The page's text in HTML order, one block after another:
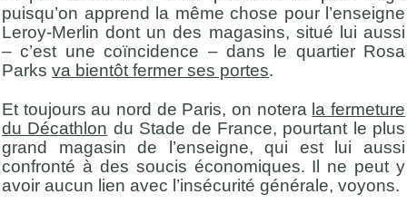
puisqu’on apprend la même chose pour l’enseigne
Leroy-Merlin dont un des magasins, situé lui aussi
– c’est une coïncidence – dans le quartier Rosa
Parks va bientôt fermer ses portes.
Et toujours au nord de Paris, on notera la fermeture
du Décathlon du Stade de France, pourtant le plus
grand magasin de l’enseigne, qui est lui aussi
confronté à des soucis économiques. Il ne peut y
avoir aucun lien avec l’insécurité générale, voyons.